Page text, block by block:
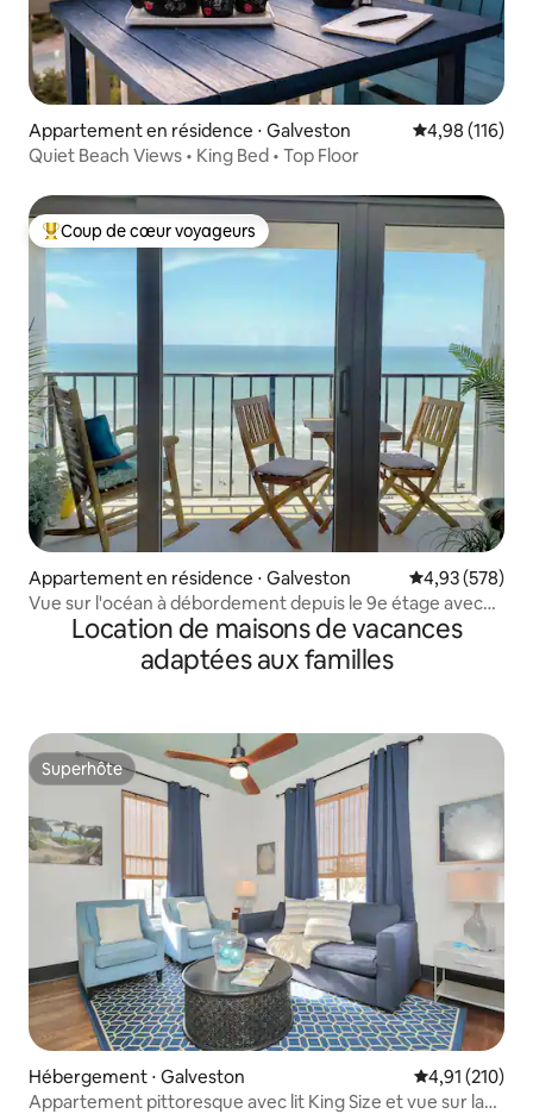
Appartement en résidence ⋅ Galveston Évaluation
4,98 (116)
Quiet Beach Views • King Bed • Top Floor
Coups de cœur voyageurs les plus appréciés
Coup de cœur voyageurs
Appartement en résidence ⋅ Galveston Évaluation
4,93 (578)
Vue sur l'océan à débordement depuis le 9e étage avec
patio.Location de maisons de vacances
adaptées aux familles
Superhôte
Superhôte
Hébergement ⋅ Galveston Évaluation
4,91 (210)
Appartement pittoresque avec lit King Size et vue sur la